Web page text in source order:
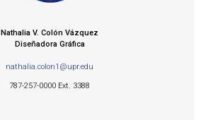
Nathalia V. Colón Vázquez
Diseñadora Gráfica
nathalia.colon1@upr.edu
787-257-0000 Ext. 3388